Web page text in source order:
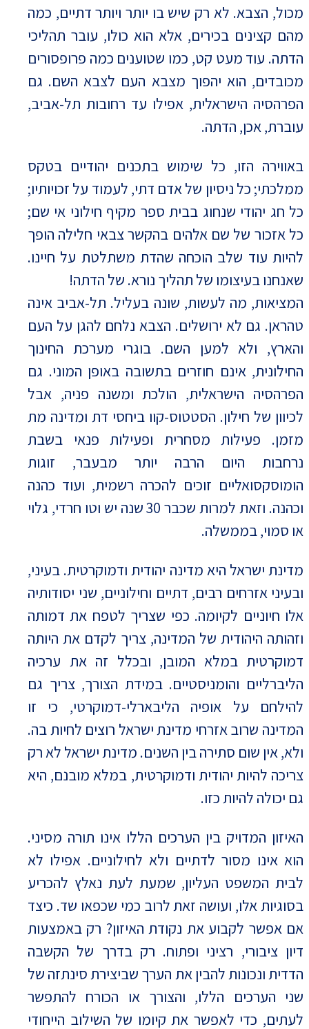
מכול, הצבא. לא רק שיש בו יותר ויותר דתיים, כמה
מהם קצינים בכירים, אלא הוא כולו, עובר תהליכי
הדתה. עוד מעט קט, כמו שטוענים כמה פרופסורים
מכובדים, הוא יהפוך מצבא העם לצבא השם. גם
הפרהסיה הישראלית, אפילו עד רחובות תל-אביב,
עוברת, אכן, הדתה.
באווירה הזו, כל שימוש בתכנים יהודיים בטקס
ממלכתי; כל ניסיון של אדם דתי, לעמוד על זכויותיו;
כל חג יהודי שנחוג בבית ספר מקיף חילוני אי שם;
כל אזכור של שם אלהים בהקשר צבאי חלילה הופך
להיות עוד שלב הוכחה שהדת משתלטת על חיינו.
שאנחנו בעיצומו של תהליך נורא. של הדתה!
המציאות, מה לעשות, שונה בעליל. תל-אביב אינה
טהראן. גם לא ירושלים. הצבא נלחם להגן על העם
והארץ, ולא למען השם. בוגרי מערכת החינוך
החילונית, אינם חוזרים בתשובה באופן המוני. גם
הפרהסיה הישראלית, הולכת ומשנה פניה, אבל
לכיוון של חילון. הסטטוס-קוו ביחסי דת ומדינה מת
מזמן. פעילות מסחרית ופעילות פנאי בשבת
נרחבות היום הרבה יותר מבעבר, זוגות
הומוסקסואליים זוכים להכרה רשמית, ועוד כהנה
וכהנה. וזאת למרות שכבר 30 שנה יש וטו חרדי, גלוי
או סמוי, בממשלה.
מדינת ישראל היא מדינה יהודית ודמוקרטית. בעיני,
ובעיני אזרחים רבים, דתיים וחילוניים, שני יסודותיה
אלו חיוניים לקיומה. כפי שצריך לטפח את דמותה
וזהותה היהודית של המדינה, צריך לקדם את היותה
דמוקרטית במלא המובן, ובכלל זה את ערכיה
הליברליים והומניסטיים. במידת הצורך, צריך גם
להילחם על אופיה הליבארלי-דמוקרטי, כי זו
המדינה שרוב אזרחי מדינת ישראל רוצים לחיות בה.
ולא, אין שום סתירה בין השנים. מדינת ישראל לא רק
צריכה להיות יהודית ודמוקרטית, במלא מובנם, היא
גם יכולה להיות כזו.
האיזון המדויק בין הערכים הללו אינו תורה מסיני.
הוא אינו מסור לדתיים ולא לחילוניים. אפילו לא
לבית המשפט העליון, שמעת לעת נאלץ להכריע
בסוגיות אלו, ועושה זאת לרוב כמי שכפאו שד. כיצד
אם אפשר לקבוע את נקודת האיזון? רק באמצעות
דיון ציבורי, רציני ופתוח. רק בדרך של הקשבה
הדדית ונכונות להבין את הערך שביצירת סינתזה של
שני הערכים הללו, והצורך או הכורח להתפשר
לעתים, כדי לאפשר את קיומו של השילוב הייחודי